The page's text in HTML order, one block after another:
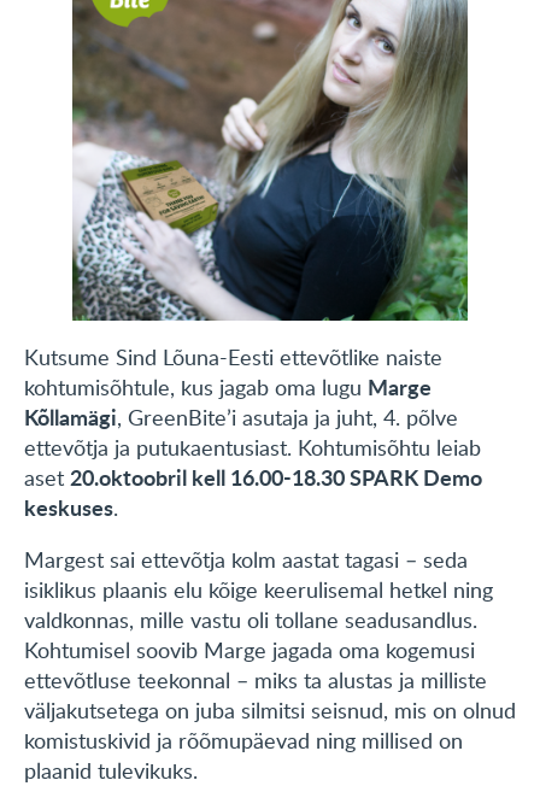
Kutsume Sind Lõuna-Eesti ettevõtlike naiste
kohtumisõhtule, kus jagab oma lugu Marge
Kõllamägi, GreenBite’i asutaja ja juht, 4. põlve
ettevõtja ja putukaentusiast. Kohtumisõhtu leiab
aset 20.oktoobril kell 16.00-18.30 SPARK Demo
keskuses.
Margest sai ettevõtja kolm aastat tagasi – seda
isiklikus plaanis elu kõige keerulisemal hetkel ning
valdkonnas, mille vastu oli tollane seadusandlus.
Kohtumisel soovib Marge jagada oma kogemusi
ettevõtluse teekonnal – miks ta alustas ja milliste
väljakutsetega on juba silmitsi seisnud, mis on olnud
komistuskivid ja rõõmupäevad ning millised on
plaanid tulevikuks.